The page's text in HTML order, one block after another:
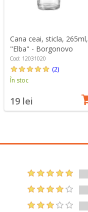
Cana ceai, sticla, 265ml,
"Elba" - Borgonovo
Cod: 12031020
(2)
În stoc
19 lei